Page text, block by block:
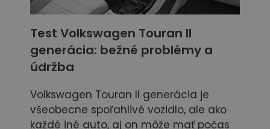
Test Volkswagen Touran II
generácia: bežné problémy a
údržba
Volkswagen Touran II generácia je
všeobecne spoľahlivé vozidlo, ale ako
každé iné auto, aj on môže mať počas